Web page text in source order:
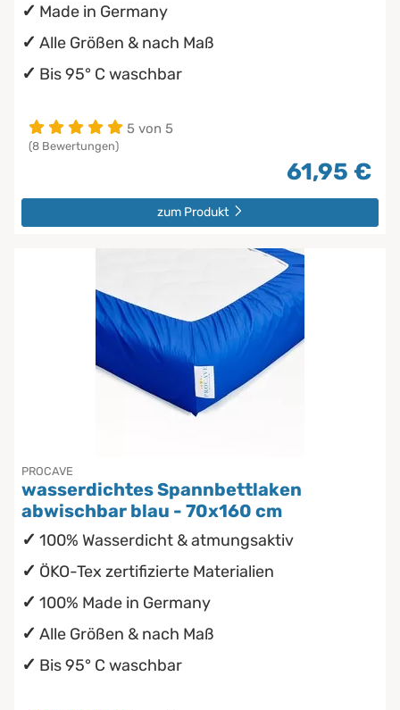
Made in Germany
Alle Größen & nach Maß
Bis 95° C waschbar
5 von 5
(8 Bewertungen)
61,95 €
zum Produkt
PROCAVE
wasserdichtes Spannbettlaken
abwischbar blau - 70x160 cm
100% Wasserdicht & atmungsaktiv
ÖKO-Tex zertifizierte Materialien
100% Made in Germany
Alle Größen & nach Maß
Bis 95° C waschbar